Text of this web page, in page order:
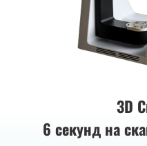
3D
6 секунд на